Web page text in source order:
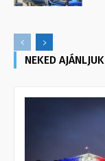
NEKED AJÁNLJUK